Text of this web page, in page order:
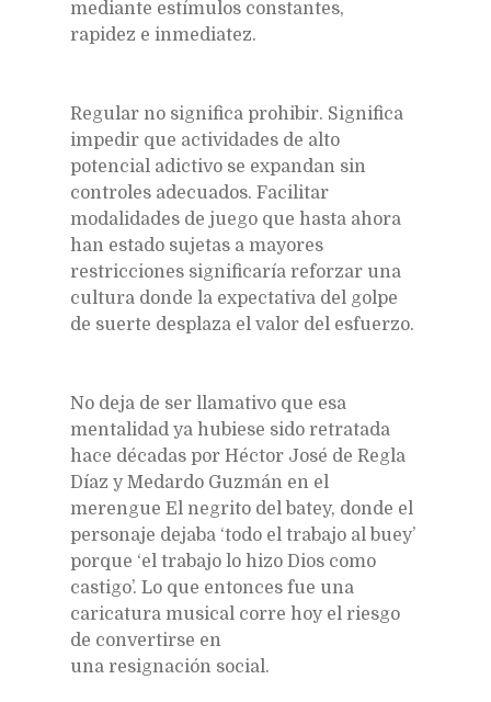
mediante estímulos constantes,
rapidez e inmediatez.
Regular no significa prohibir. Significa
impedir que actividades de alto
potencial adictivo se expandan sin
controles adecuados. Facilitar
modalidades de juego que hasta ahora
han estado sujetas a mayores
restricciones significaría reforzar una
cultura donde la expectativa del golpe
de suerte desplaza el valor del esfuerzo.
No deja de ser llamativo que esa
mentalidad ya hubiese sido retratada
hace décadas por Héctor José de Regla
Díaz y Medardo Guzmán en el
merengue El negrito del batey, donde el
personaje dejaba ‘todo el trabajo al buey’
porque ‘el trabajo lo hizo Dios como
castigo’. Lo que entonces fue una
caricatura musical corre hoy el riesgo
de convertirse en
una resignación social.